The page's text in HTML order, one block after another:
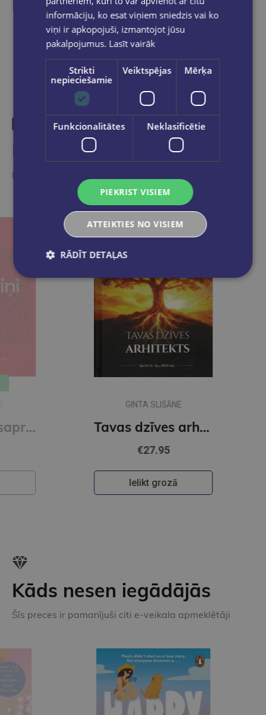
Dalies sociālajos tīklos:
Līdzīgas preces
Ieskaties, varbūt noder
Kādēļ viņi nesaprot?
GINTA SLIŠĀNE
Tavas dzīves arhitekts
€27.95
Ielikt grozā
Kāds nesen iegādājās
Šīs preces ir pamanījuši citi e-veikala apmeklētāji
informāciju, ko esat viņiem sniedzis vai ko
viņi ir apkopojuši, izmantojot jūsu
pakalpojumus. Lasīt vairāk
Strikti
nepieciešamie
Veiktspējas Mērķa
Funkcionalitātes Neklasificētie
PIEKRIST VISIEM
ATTEIKTIES NO VISIEM
RĀDĪT DETAĻAS